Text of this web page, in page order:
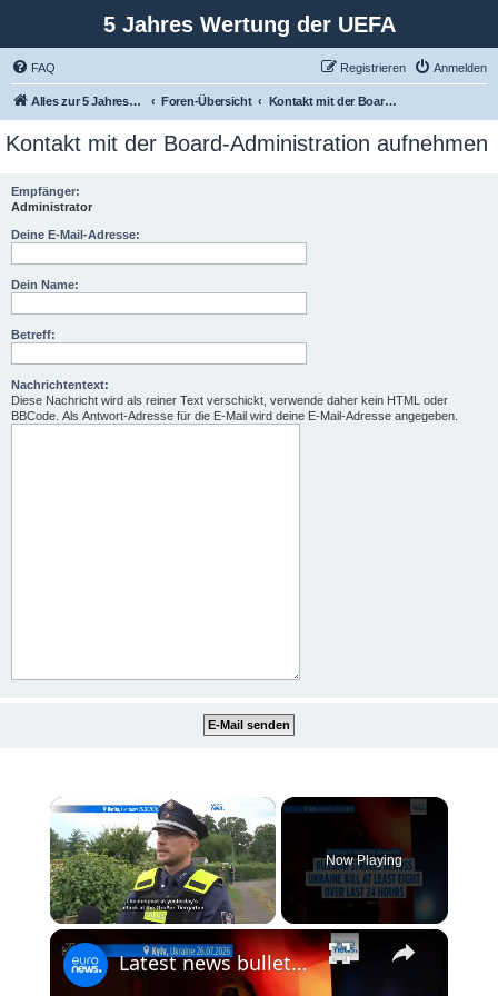
5 Jahres Wertung der UEFA
FAQ Anmelden
Registrieren
Alles zur 5 Jahreswertung / Tabelle der UEFA mit vielen Statistiken. Foren-Übersicht Kontakt mit der Board-Administration aufnehmen
Kontakt mit der Board-Administration aufnehmen
Empfänger:
Administrator
Deine E-Mail-Adresse:
Dein Name:
Betreff:
Nachrichtentext:
Diese Nachricht wird als reiner Text verschickt, verwende daher kein HTML oder
BBCode. Als Antwort-Adresse für die E-Mail wird deine E-Mail-Adresse angegeben.
×
Now Playing
×
Latest news bulletin | July 27th, 2026 – Morning